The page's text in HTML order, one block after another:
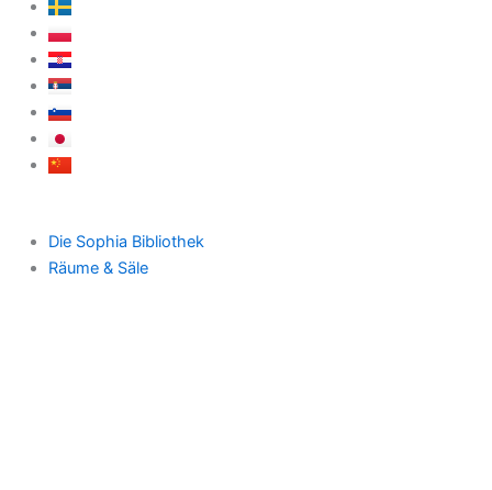
Die Sophia Bibliothek
Räume & Säle